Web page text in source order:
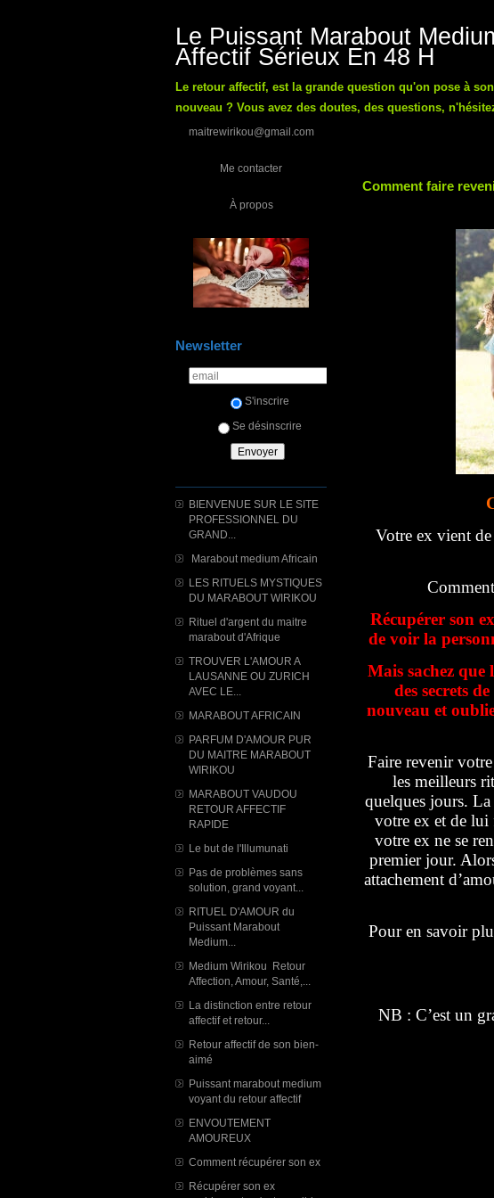
Le Puissant Marabout
Affectif Sérieux En 48 H
Le retour affectif, est la grande question qu'on pose à
nouveau ? Vous avez des doutes, des questions,
maitrewirikou@gmail.com
Me contacter
À propos
Newsletter
S'inscrire
Se désinscrire
BIENVENUE SUR LE SITE
PROFESSIONNEL DU
GRAND...
Marabout medium Africain
LES RITUELS MYSTIQUES
DU MARABOUT WIRIKOU
Rituel d'argent du maitre
marabout d'Afrique
TROUVER L'AMOUR A
LAUSANNE OU ZURICH
AVEC LE...
MARABOUT AFRICAIN
PARFUM D'AMOUR PUR
DU MAITRE MARABOUT
WIRIKOU
MARABOUT VAUDOU
RETOUR AFFECTIF
RAPIDE
Le but de l'Illumunati
Pas de problèmes sans
solution, grand voyant...
RITUEL D'AMOUR du
Puissant Marabout
Medium...
Medium Wirikou Retour
Affection, Amour, Santé,...
La distinction entre retour
affectif et retour...
Retour affectif de son bien-
aimé
Puissant marabout medium
voyant du retour affectif
ENVOUTEMENT
AMOUREUX
Comment récupérer son ex
Récupérer son ex
Comment faire
Votre ex vient
Récupérer son
de voir la
Mais sachez
des secrets
nouveau et
Faire revenir
les meilleurs
quelques jours. La
votre ex et de lui
votre ex ne se
premier jour.
attachement
Pour en savoir
NB : C’est un